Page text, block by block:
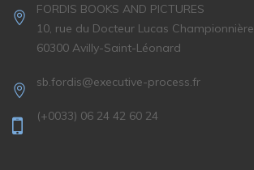
FORDIS BOOKS AND PICTURES
10, rue du Docteur Lucas Championnière
60300 Avilly-Saint-Léonard
sb.fordis@executive-process.fr
(+0033) 06 24 42 60 24